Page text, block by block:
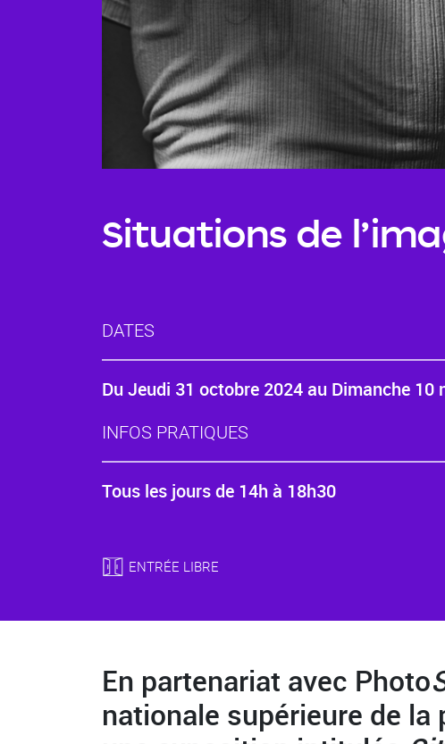
Situations de
DATES
Du Jeudi 31 octobre 2024au Dimanche 10
INFOS PRATIQUES
Tous les jours de 14h à 18h30
ENTRÉE LIBRE
Body
En partenariat avec Photo
nationale supérieure de